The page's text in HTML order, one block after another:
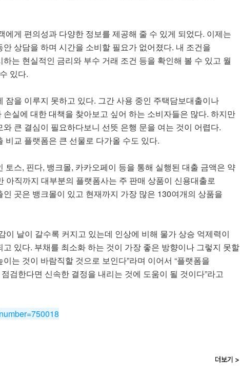
게 편의성과 다양한 정보를 제공해 줄 수 있게 되었다. 이제는
상담을 하며 시간을 소비할 필요가 없어졌다. 내 조건을
는 현실적인 금리와 부수 거래 조건 등을 확인해 볼 수 있고 월
있다.
잠을 이루지 못하고 있다. 그간 사용 중인 주택담보대출이나
실에 대한 대책을 찾아보고 싶어 하는 소비자들은 많다. 하지만
큰 결심이 필요하다보니 선뜻 은행 문을 여는 것이 어렵다.
교 플랫폼은 큰 선물로 다가올 수도 있다.
스, 핀다, 뱅크몰, 카카오페이 등을 통해 실행된 대출 금액은 약
아직까지 대부분의 플랫폼사는 주 판매 상품이 신용대출로
곳은 뱅크몰이 있고 현재까지 가장 많은 130여개의 상품을
이 날이 갈수록 커지고 있는데 인상에 비해 물가 상승 억제력이
있다. 부채를 최소화 하는 것이 가장 좋은 방향이나 그렇지 못할
는 것이 바람직할 것으로 보인다”라며 이어서 “플랫폼을
검한다면 신속한 결정을 내리는 것에 도움이 될 것이다”라고
더보기 >